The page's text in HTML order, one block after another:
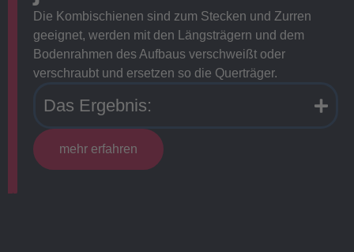
Die Kombischienen sind zum Stecken und Zurren
geeignet, werden mit den Längsträgern und dem
Bodenrahmen des Aufbaus verschweißt oder
verschraubt und ersetzen so die Querträger.
Das Ergebnis:
mehr erfahren